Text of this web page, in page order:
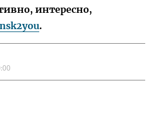
интересно,
.